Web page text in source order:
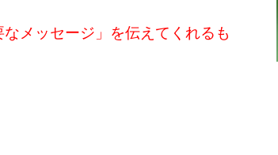
メッセージ」を伝えてくれるも